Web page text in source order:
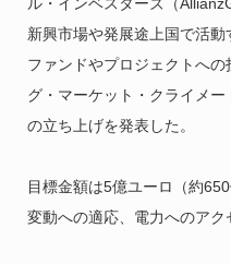
新興市場や発展途上国で活
ファンドやプロジェクトへ
グ・マーケット・クライメー
の立ち上げを発表した。
目標金額は5億ユーロ（約
変動への適応、電力へのアク